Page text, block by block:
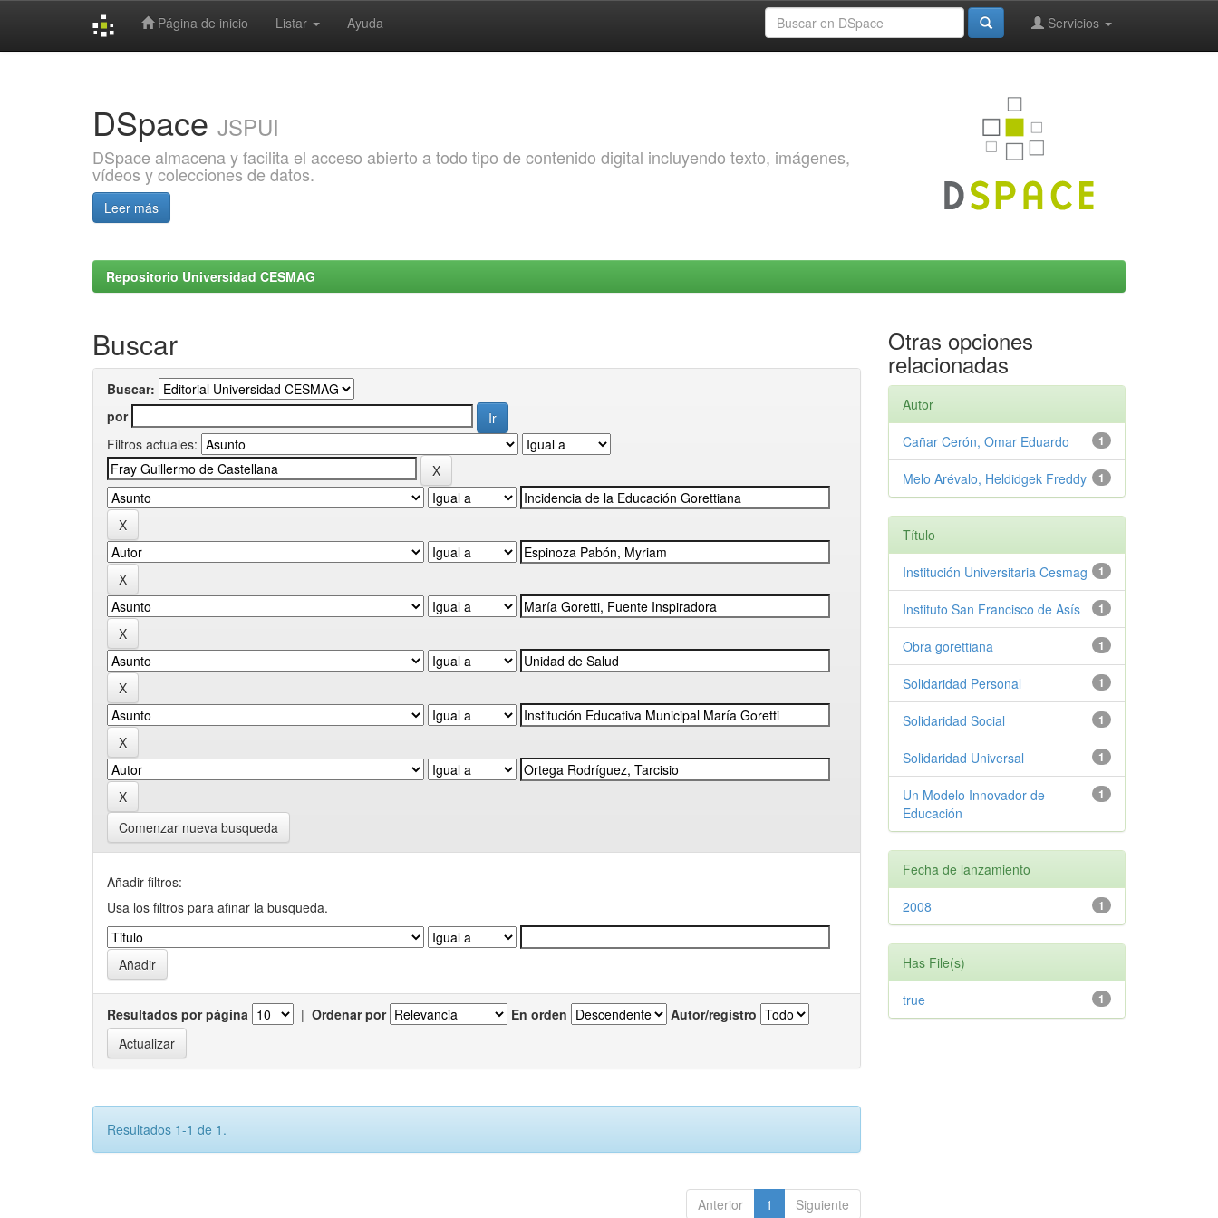
Página de inicio Listar Ayuda Servicios
DSpace JSPUI
DSpace almacena y facilita el acceso abierto a todo tipo de contenido digital incluyendo texto, imágenes,
vídeos y colecciones de datos.
Leer más
Repositorio Universidad CESMAG
Buscar
Buscar:
por
Filtros actuales:
Comenzar nueva busqueda
Añadir filtros:
Usa los filtros para afinar la busqueda.
Resultados por página | Ordenar por En orden Autor/registro
Resultados 1-1 de 1.
Anterior 1 Siguiente
Otras opciones
relacionadas
Autor
1
Cañar Cerón, Omar Eduardo
1
Melo Arévalo, Heldidgek Freddy
Título
1
Institución Universitaria Cesmag
1
Instituto San Francisco de Asís
1
Obra gorettiana
1
Solidaridad Personal
1
Solidaridad Social
1
Solidaridad Universal
1
Un Modelo Innovador de
Educación
Fecha de lanzamiento
1
2008
Has File(s)
1
true